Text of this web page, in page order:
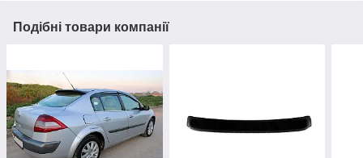
Подібні товари компанії